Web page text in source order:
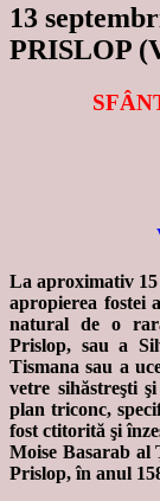
13
PRISLOP
La aproximativ
apropierea fostei
natural de o
Prislop, sau a
Tismana sau a
vetre sihăstreşti
plan triconc,
fost ctitorită şi
Moise Basarab al
Prislop, în anul